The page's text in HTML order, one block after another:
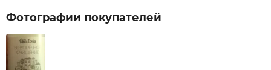
Фотографии покупателей